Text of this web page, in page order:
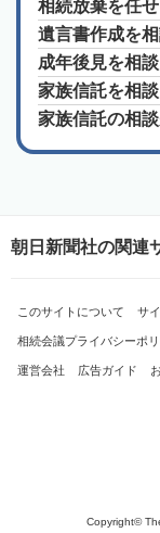
相続放棄を任
遺言書作成を
成年後見を相談
家族信託を相談
家族信託の相
朝日新聞社の関連
このサイトについて サ
相続会議プライバシーポ
運営会社 広告ガイド
Copyright©